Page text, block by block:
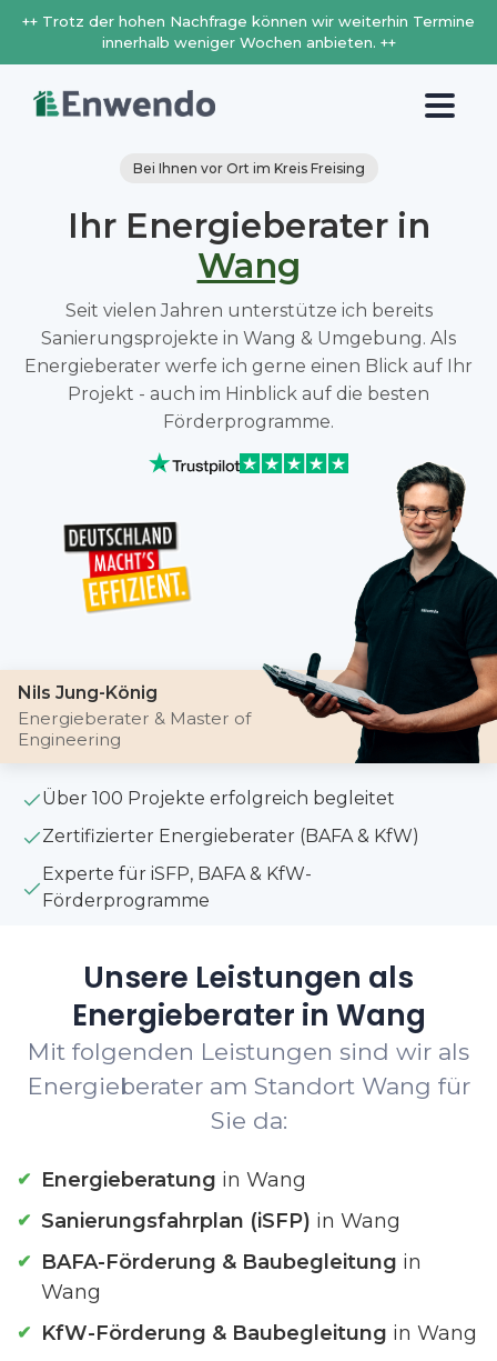
++ Trotz der hohen Nachfrage können wir weiterhin Termine
innerhalb weniger Wochen anbieten. ++
Bei Ihnen vor Ort im Kreis Freising
Ihr Energieberater in
Wang
Seit vielen Jahren unterstütze ich bereits
Sanierungsprojekte in Wang & Umgebung. Als
Energieberater werfe ich gerne einen Blick auf Ihr
Projekt - auch im Hinblick auf die besten
Förderprogramme.
Nils Jung-König
Energieberater & Master of
Engineering
Über 100 Projekte erfolgreich begleitet
Zertifizierter Energieberater (BAFA & KfW)
Experte für iSFP, BAFA & KfW-
Förderprogramme
Unsere Leistungen als
Energieberater in Wang
Mit folgenden Leistungen sind wir als
Energieberater am Standort Wang für
Sie da:
Energieberatung in Wang
Sanierungsfahrplan (iSFP) in Wang
BAFA-Förderung & Baubegleitung in
Wang
KfW-Förderung & Baubegleitung in Wang